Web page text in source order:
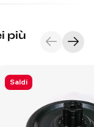
più
Saldi